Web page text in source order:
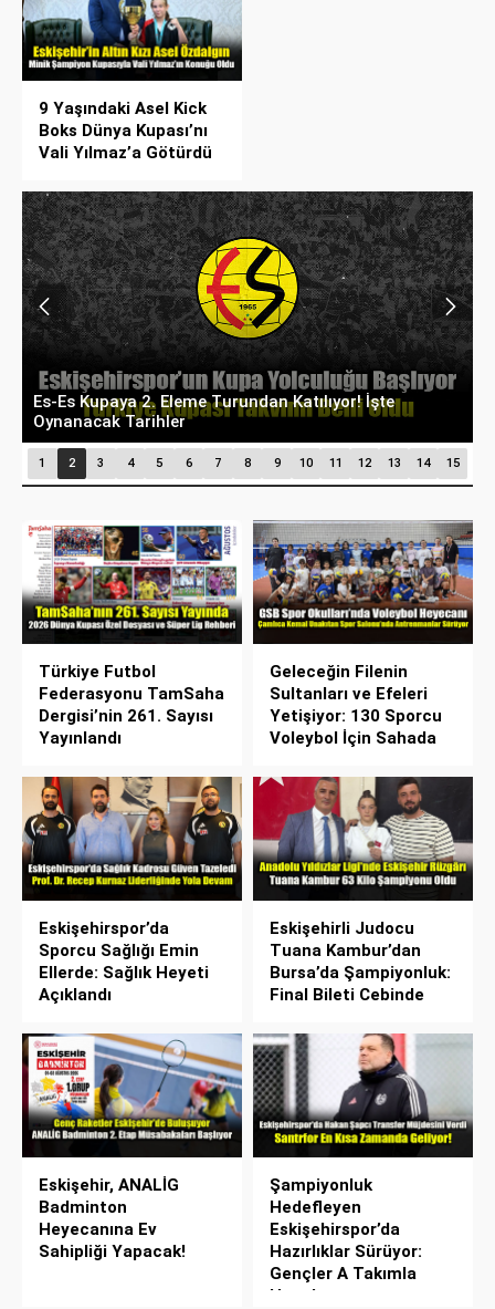
9 Yaşındaki Asel Kick
Boks Dünya Kupası’nı
Vali Yılmaz’a Götürdü
Eskişehir’de Hedef Tam İsabet: Atıcılık Branşı
Olimpik Sporcular Yetiştiriyor
1 2 3 4 5 6 7 8 9 10 11 12 13 14 15
Türkiye Futbol
Federasyonu TamSaha
Dergisi’nin 261. Sayısı
Yayınlandı
Geleceğin Filenin
Sultanları ve Efeleri
Yetişiyor: 130 Sporcu
Voleybol İçin Sahada
Eskişehirspor’da
Sporcu Sağlığı Emin
Ellerde: Sağlık Heyeti
Açıklandı
Eskişehirli Judocu
Tuana Kambur’dan
Bursa’da Şampiyonluk:
Final Bileti Cebinde
Eskişehir, ANALİG
Badminton
Heyecanına Ev
Sahipliği Yapacak!
Şampiyonluk
Hedefleyen
Eskişehirspor’da
Hazırlıklar Sürüyor:
Gençler A Takımla
Hazırlanıyor